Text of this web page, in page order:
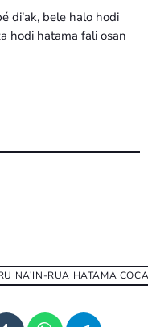
di’ak, bele halo hodi
hodi hatama fali osan
NA’IN-RUA HATAMA